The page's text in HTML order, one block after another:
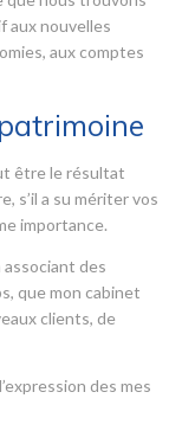
aux nouvelles
aux comptes
être le résultat
s’il a su mériter vos
importance.
associant des
que mon cabinet
clients, de
des mes